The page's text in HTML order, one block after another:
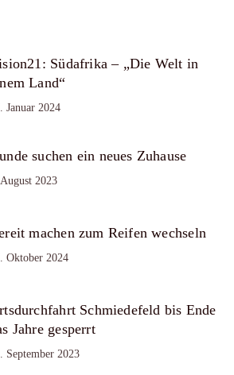
Südafrika – „Die Welt in
Land“
Januar 2024
suchen ein neues Zuhause
2023
machen zum Reifen wechseln
Oktober 2024
Schmiedefeld bis Ende
Jahre gesperrt
September 2023